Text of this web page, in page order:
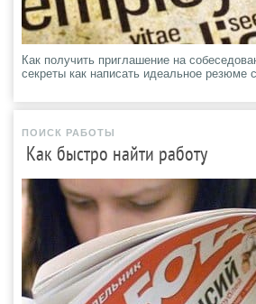
Как получить приглашение на
секреты как написать идеальное резюме
ПОИСК РАБОТЫ
Как быстро найти работу